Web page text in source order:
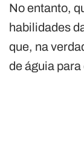
No entanto,
habilidades
que, na
de águia